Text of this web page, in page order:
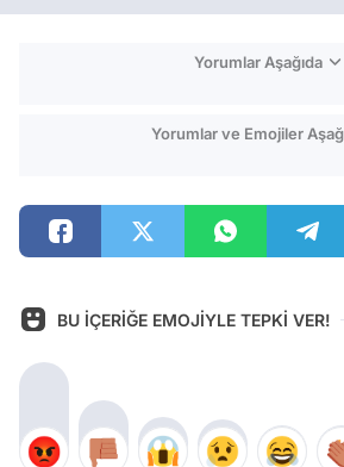
Yorumlar Aşağıda
Yorumlar ve Emojiler
BU İÇERİĞE EMOJİYLE TEPKİ VER!